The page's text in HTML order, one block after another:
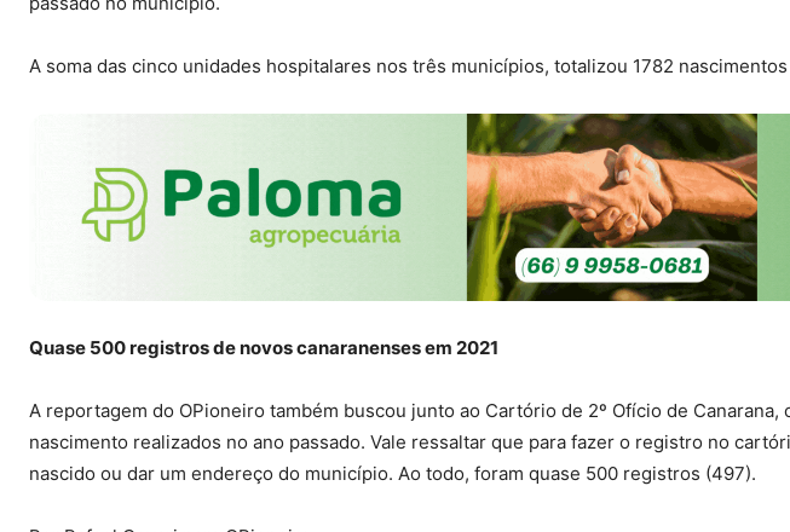
A soma das cinco unidades hospitalares nos três municípios, totalizou 1782 nascimentos
Quase 500 registros de novos canaranenses em 2021
A reportagem do OPioneiro também buscou junto ao Cartório de 2º Ofício de
nascimento realizados no ano passado. Vale ressaltar que para fazer o registro no
nascido ou dar um endereço do município. Ao todo, foram quase 500 registros (497).